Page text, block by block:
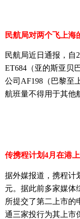
民航局对两个飞上海
民航局近日通报，自
ET684（亚的斯亚贝
公司AF198（巴黎至
航班量不得用于其他
传携程计划4月在港
据外媒报道，携程计
元。据此前多家媒体
所提交了第二上市的
通三家投行为其上市